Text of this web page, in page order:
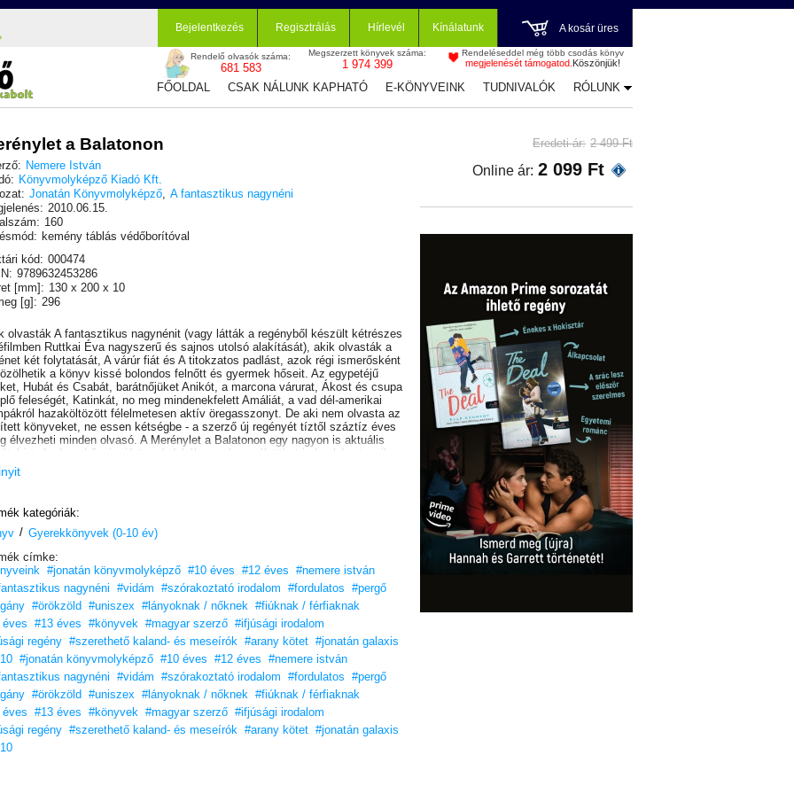
Bejelentkezés Regisztrálás Hírlevél Kínálatunk A kosár üres
Rendelő olvasók száma:
681 583
Megszerzett könyvek száma:
1 974 399
Rendeléseddel még több csodás könyv
megjelenését támogatod. Köszönjük!
FŐOLDAL CSAK NÁLUNK KAPHATÓ E-KÖNYVEINK TUDNIVALÓK RÓLUNK
a Balatonon
Nemere István
Könyvmolyképző Kiadó Kft.
Jonatán Könyvmolyképző, A fantasztikus nagynéni
2010.06.15.
160
kemény táblás védőborítóval
kód: 000474
9789632453286
[mm]: 130 x 200 x 10
[g]: 296
olvasták A fantasztikus nagynénit (vagy látták a regényből készült kétrészes
Ruttkai Éva nagyszerű és sajnos utolsó alakítását), akik olvasták a
két folytatását, A várúr fiát és A titokzatos padlást, azok régi ismerősként
a könyv kissé bolondos felnőtt és gyermek hőseit. Az egypetéjű
Hubát és Csabát, barátnőjüket Anikót, a marcona várurat, Ákost és csupa
feleségét, Katinkát, no meg mindenekfelett Amáliát, a vad dél-amerikai
hazaköltözött félelmetesen aktív öregasszonyt. De aki nem olvasta az
könyveket, ne essen kétségbe - a szerző új regényét tíztől száztíz éves
élvezheti minden olvasó. A Merénylet a Balatonon egy nagyon is aktuális
érint, kedves hősei a jó ügy érdekében még az életüket is kockára teszik.
izgulhatunk és mulathatunk izgalmas és furcsa kalandjaikon.
kategóriák:
/ Gyerekkönyvek (0-10 év)
címke:
#jonatán könyvmolyképző #10 éves #12 éves #nemere istván
nagynéni
#vidám #szórakoztató irodalom #fordulatos #pergő
#örökzöld #uniszex #lányoknak / nőknek #fiúknak / férfiaknak
éves #13 éves #könyvek #magyar szerző #ifjúsági irodalom
regény #szerethető kaland- és meseírók #arany kötet #jonatán galaxis
#jonatán könyvmolyképző #10 éves #12 éves #nemere istván
nagynéni
#vidám #szórakoztató irodalom #fordulatos #pergő
#örökzöld #uniszex #lányoknak / nőknek #fiúknak / férfiaknak
éves #13 éves #könyvek #magyar szerző #ifjúsági irodalom
regény #szerethető kaland- és meseírók #arany kötet #jonatán galaxis
Eredeti ár: 2 499 Ft
Online ár: 2 099 Ft